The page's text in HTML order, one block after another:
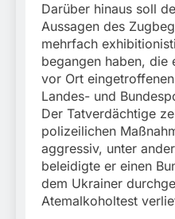
Darüber hinaus soll
Aussagen des
mehrfach
begangen haben, die
vor Ort
Landes- und
Der Tatverdächtige
polizeilichen
aggressiv, unter
beleidigte er einen
dem Ukrainer
Atemalkoholtest